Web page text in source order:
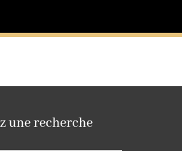
une recherche